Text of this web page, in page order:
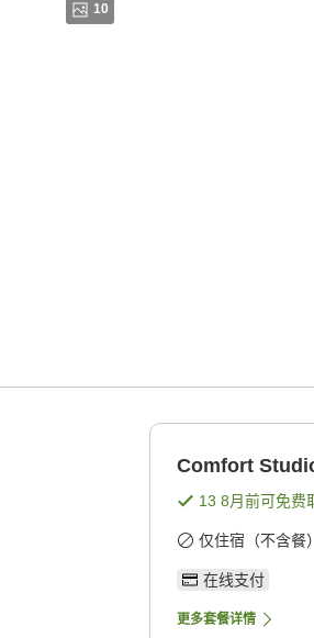
10
Comfort
13 8月前可免费
仅住宿（不含餐）
在线支付
更多套餐详情